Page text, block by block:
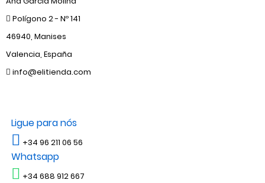
Polígono 2 - Nº 141
46940, Manises
Valencia, España
info@elitienda.com
Ligue para nós
+34 96 211 06 56
Whatsapp
+34 688 912 667